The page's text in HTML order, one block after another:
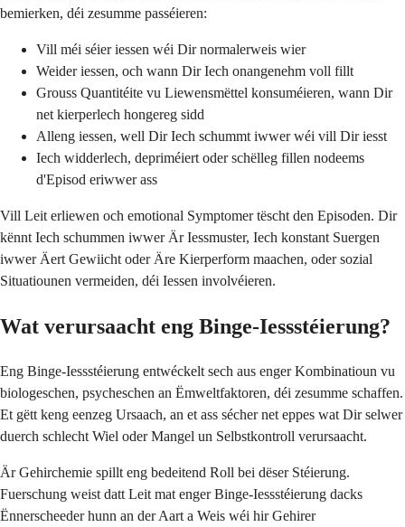
bemierken, déi zesumme passéieren:
Vill méi séier iessen wéi Dir normalerweis wier
Weider iessen, och wann Dir Iech onangenehm voll fillt
Grouss Quantitéite vu Liewensmëttel konsuméieren, wann Dir
net kierperlech hongereg sidd
Alleng iessen, well Dir Iech schummt iwwer wéi vill Dir iesst
Iech widderlech, depriméiert oder schëlleg fillen nodeems
d'Episod eriwwer ass
Vill Leit erliewen och emotional Symptomer tëscht den Episoden. Dir
kënnt Iech schummen iwwer Är Iessmuster, Iech konstant Suergen
iwwer Äert Gewiicht oder Äre Kierperform maachen, oder sozial
Situatiounen vermeiden, déi Iessen involvéieren.
Wat verursaacht eng Binge-Iessstéierung?
Eng Binge-Iessstéierung entwéckelt sech aus enger Kombinatioun vu
biologeschen, psycheschen an Ëmweltfaktoren, déi zesumme schaffen.
Et gëtt keng eenzeg Ursaach, an et ass sécher net eppes wat Dir selwer
duerch schlecht Wiel oder Mangel un Selbstkontroll verursaacht.
Är Gehirchemie spillt eng bedeitend Roll bei dëser Stéierung.
Fuerschung weist datt Leit mat enger Binge-Iessstéierung dacks
Ënnerscheeder hunn an der Aart a Weis wéi hir Gehirer